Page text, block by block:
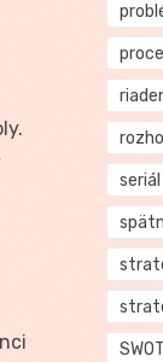
seriál